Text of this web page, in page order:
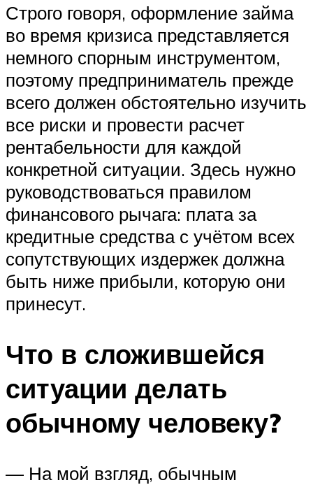
Строго говоря, оформление займа
во время кризиса представляется
немного спорным инструментом,
поэтому предприниматель прежде
всего должен обстоятельно изучить
все риски и провести расчет
рентабельности для каждой
конкретной ситуации. Здесь нужно
руководствоваться правилом
финансового рычага: плата за
кредитные средства с учётом всех
сопутствующих издержек должна
быть ниже прибыли, которую они
принесут.
Что в сложившейся
ситуации делать
обычному человеку?
— На мой взгляд, обычным